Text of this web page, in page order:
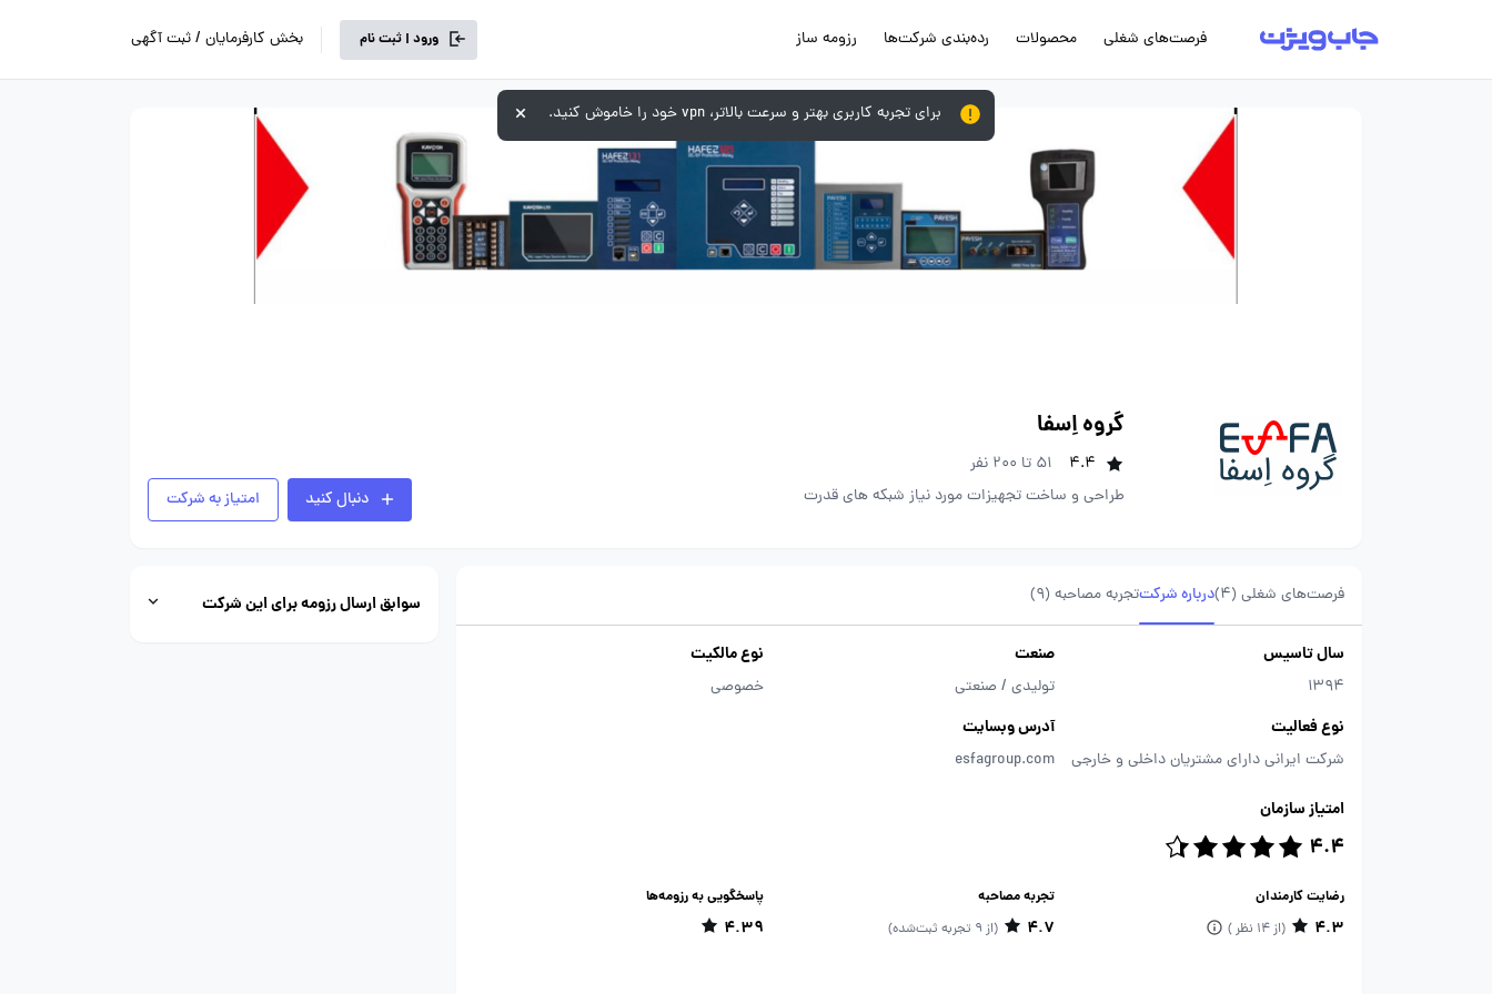
فرصت‌های شغلی محصولات رده‌بندی شرکت‌ها رزومه ساز ورود | ثبت نام بخش کارفرمایان / ثبت آگهی
گروه اِسفا
4.4
51 تا 200 نفر
طراحی و ساخت تجهیزات مورد نیاز شبکه های قدرت
دنبال کنید امتیاز به شرکت
فرصت‌های شغلی (4) درباره شرکتتجربه مصاحبه (9)
سال تاسیس
1394
صنعت
تولیدی / صنعتی
نوع مالکیت
خصوصی
نوع فعالیت
شرکت ایرانی دارای مشتریان داخلی و خارجی
آدرس وبسایت
esfagroup.com
امتیاز سازمان
4.4
رضایت کارمندان
4.3 (از 14 نظر )
تجربه مصاحبه
4.7 (از 9 تجربه ثبت‌شده)
پاسخگویی به رزومه‌ها
4.39
سوابق ارسال رزومه برای این شرکت
برای تجربه کاربری بهتر و سرعت بالاتر، vpn خود را خاموش کنید.